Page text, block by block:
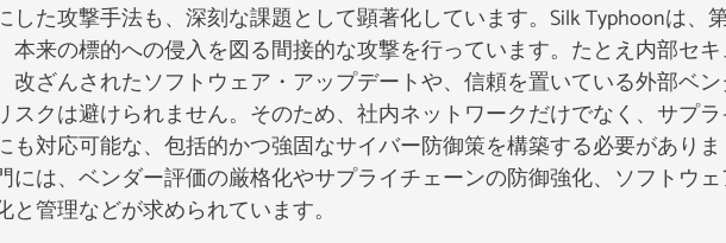
た攻撃手法も、深刻な課題として顕著化しています。Silk Typhoonは、
本来の標的への侵入を図る間接的な攻撃を行っています。たとえ内部セキ
改ざんされたソフトウェア・アップデートや、信頼を置いている外部ベ
スクは避けられません。そのため、社内ネットワークだけでなく、サプラ
も対応可能な、包括的かつ強固なサイバー防御策を構築する必要がありま
には、ベンダー評価の厳格化やサプライチェーンの防御強化、ソフトウ
管理などが求められています。